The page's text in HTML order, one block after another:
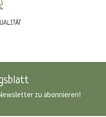
zu abonnieren!